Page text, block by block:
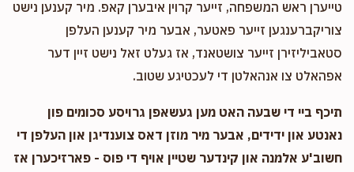
טייערן ראש המשפחה, זייער קרוין איבערן קאפ. מיר קענען נישט
צוריקברענגען זייער פאטער, אבער מיר קענען העלפן
סטאביליזירן זייער צושטאנד, אז געלט זאל נישט זיין דער
אפהאלט צו אנהאלטן די לעכטיגע שטוב.
תיכף ביי די שבעה האט מען געשאפן גרויסע סכומים פון
נאנטע און ידידים, אבער מיר מוזן דאס צוענדיגן און העלפן די
חשוב'ע אלמנה און קינדער שטיין אויף די פוס - פארזיכערן אז